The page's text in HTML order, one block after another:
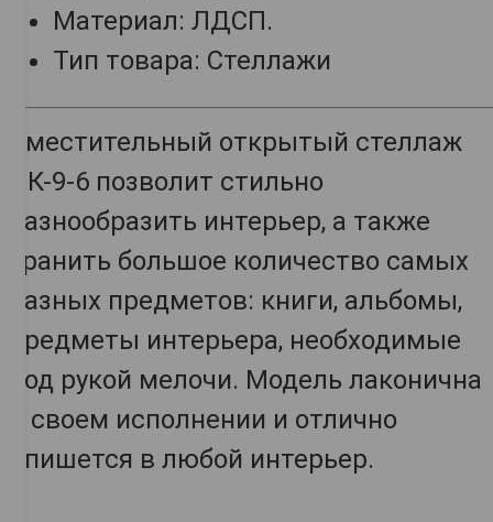
Материал: ЛДСП.
Тип товара: Стеллажи
Вместительный открытый стеллаж
ПК-9-6 позволит стильно
разнообразить интерьер, а также
хранить большое количество самых
разных предметов: книги, альбомы,
предметы интерьера, необходимые
под рукой мелочи. Модель лаконична
в своем исполнении и отлично
впишется в любой интерьер.